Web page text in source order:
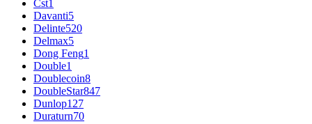
Cst1
Davanti5
Delinte520
Delmax5
Dong Feng1
Double1
Doublecoin8
DoubleStar847
Dunlop127
Duraturn70